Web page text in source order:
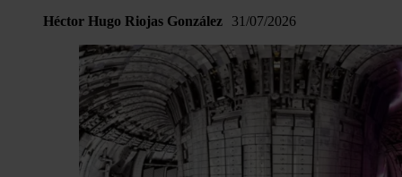
Héctor Hugo Riojas González 31/07/2026